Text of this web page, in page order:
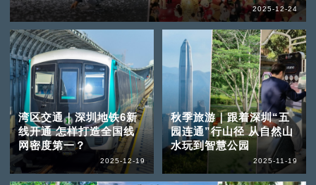
2025-12-24
湾区交通｜深圳地铁6新
线开通 怎样打造全国线
网密度第一？
2025-12-19
秋季旅游｜跟着深圳“五
园连通”行山径 从自然山
水玩到智慧公园
2025-11-19